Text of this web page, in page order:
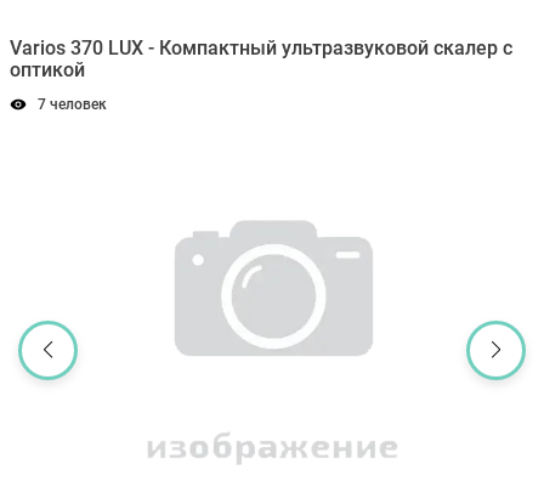
Varios 370 LUX - Компактный ультразвуковой скалер с
оптикой
7 человек